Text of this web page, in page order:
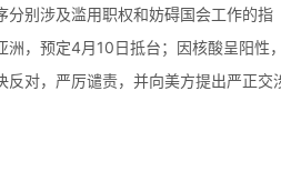
分别涉及滥用职权和妨碍国会工作的指
，预定4月10日抵台；因核酸呈阳性
对，严厉谴责，并向美方提出严正交